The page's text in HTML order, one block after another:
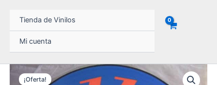
Tienda de Vinilos
Mi cuenta
¡Oferta!